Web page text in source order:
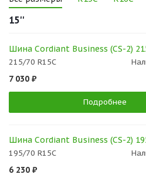
15''
Шина Cordiant Business (CS-2)
215/70 R15C
7 030 ₽
Подробнее
Шина Cordiant Business (CS-2)
195/70 R15C
6 230 ₽